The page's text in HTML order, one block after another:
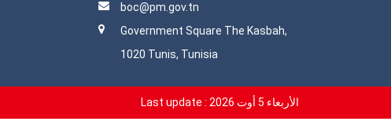
boc@pm.gov.tn
Government Square The Kasbah,
1020 Tunis, Tunisia
Last update : الأربعاء 5 أوت 2026